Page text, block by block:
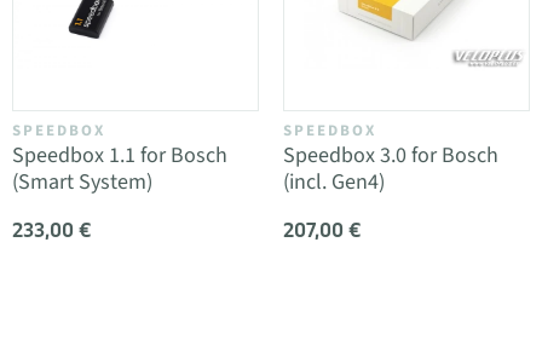
SPEEDBOX
Speedbox 1.1 for Bosch
(Smart System)
233,00 €
SPEEDBOX
Speedbox 3.0 for Bosch
(incl. Gen4)
207,00 €